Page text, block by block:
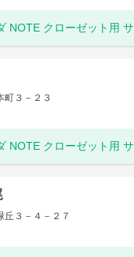
NOTE クローゼット用
町３－２３
NOTE クローゼット用
丘３－４－２７